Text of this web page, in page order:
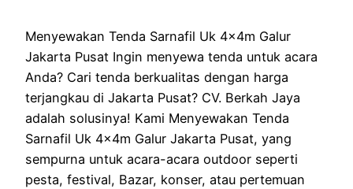
Menyewakan Tenda Sarnafil Uk 4x4m Galur
Jakarta Pusat Ingin menyewa tenda untuk acara
Anda? Cari tenda berkualitas dengan harga
terjangkau di Jakarta Pusat? CV. Berkah Jaya
adalah solusinya! Kami Menyewakan Tenda
Sarnafil Uk 4x4m Galur Jakarta Pusat, yang
sempurna untuk acara-acara outdoor seperti
pesta, festival, Bazar, konser, atau pertemuan